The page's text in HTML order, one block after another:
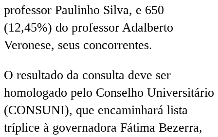
professor Paulinho Silva, e 650
(12,45%) do professor Adalberto
Veronese, seus concorrentes.
O resultado da consulta deve ser
homologado pelo Conselho Universitário
(CONSUNI), que encaminhará lista
tríplice à governadora Fátima Bezerra,